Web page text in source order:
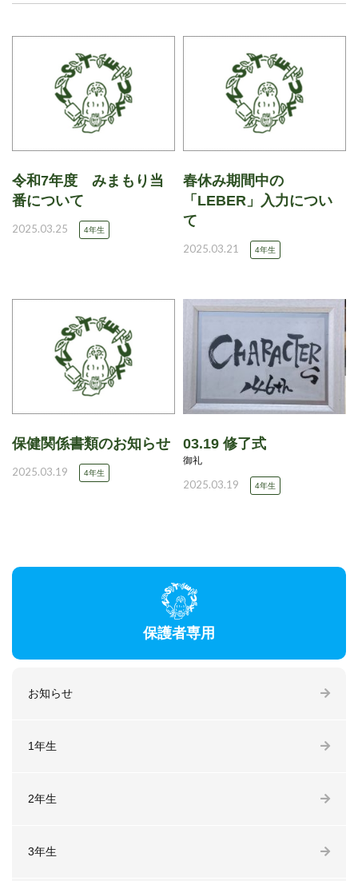
令和7年度 みまもり当
番について
2025.03.25 4年生
春休み期間中の
「LEBER」入力につい
て
2025.03.21 4年生
保健関係書類のお知らせ
2025.03.19 4年生
03.19 修了式
御礼
2025.03.19 4年生
保護者専用
お知らせ
1年生
2年生
3年生